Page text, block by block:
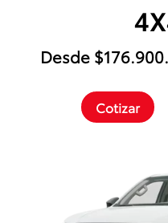
Desde
Cotizar